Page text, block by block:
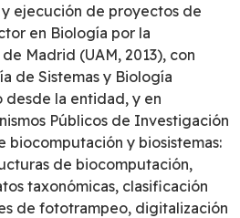
ejecución de proyectos de
en Biología por la
Madrid (UAM, 2013), con
de Sistemas y Biología
desde la entidad, y en
Públicos de Investigación
biocomputación y biosistemas:
de biocomputación,
taxonómicas, clasificación
de fototrampeo, digitalización